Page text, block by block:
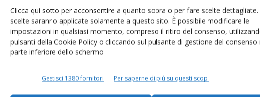
Clicca qui sotto per acconsentire a quanto sopra o per fare scelte dettagliate.
scelte saranno applicate solamente a questo sito. È possibile modificare le
impostazioni in qualsiasi momento, compreso il ritiro del consenso,
pulsanti della Cookie Policy o cliccando sul pulsante di gestione del consenso
parte inferiore dello schermo.
Gestisci 1380 fornitori Per saperne di più su questi scopi
zona di restrizione attorno al focolaio (zona di protezione di 20
all'interno delle quali si applicano specifiche misure di
si estendono anche al latte crudo, allo sperma, agli ovociti e
contagiosa bovina